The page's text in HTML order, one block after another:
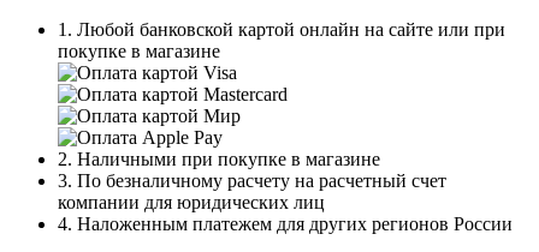
1. Любой банковской картой онлайн на сайте или при
покупке в магазине
2. Наличными при покупке в магазине
3. По безналичному расчету на расчетный счет
компании для юридических лиц
4. Наложенным платежем для других регионов России